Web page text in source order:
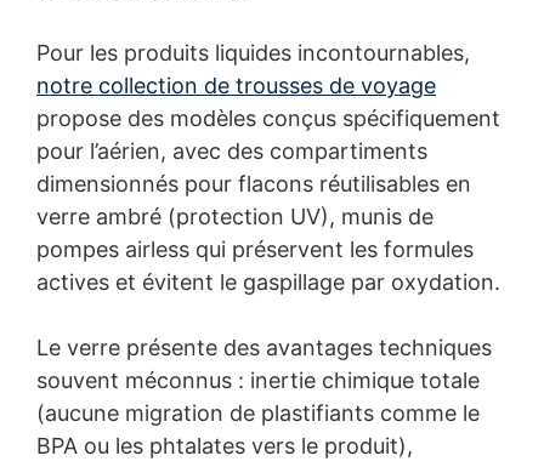
Pour les produits liquides incontournables,
notre collection de trousses de voyage
propose des modèles conçus spécifiquement
pour l’aérien, avec des compartiments
dimensionnés pour flacons réutilisables en
verre ambré (protection UV), munis de
pompes airless qui préservent les formules
actives et évitent le gaspillage par oxydation.
Le verre présente des avantages techniques
souvent méconnus : inertie chimique totale
(aucune migration de plastifiants comme le
BPA ou les phtalates vers le produit),